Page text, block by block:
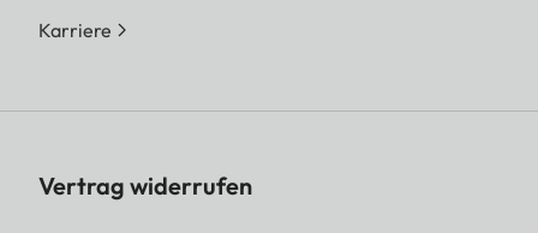
Karriere
Vertrag widerrufen